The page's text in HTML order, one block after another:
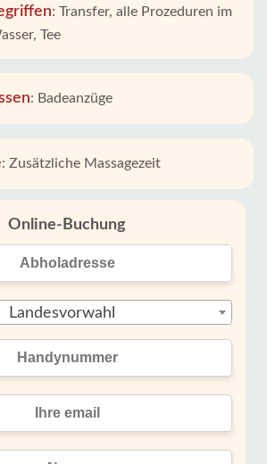
: Transfer, alle Prozeduren im
Tee
: Badeanzüge
: Zusätzliche Massagezeit
Online-Buchung
Landesvorwahl